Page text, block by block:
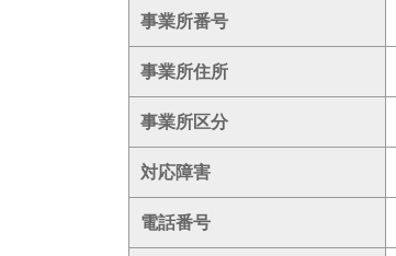
事業所番号
事業所住所
事業所区分
対応障害
電話番号